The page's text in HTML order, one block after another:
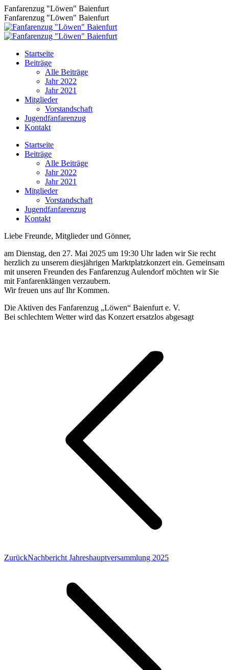
Zum
Inhalt
springen
Fanfarenzug "Löwen" Baienfurt
Fanfarenzug "Löwen" Baienfurt
Startseite
Beiträge
Alle Beiträge
Jahr 2022
Jahr 2021
Mitglieder
Vorstandschaft
Jugendfanfarenzug
Kontakt
Facebook
page
window
Startseite
Beiträge
Alle Beiträge
Jahr 2022
Jahr 2021
Mitglieder
Vorstandschaft
Jugendfanfarenzug
Kontakt
Liebe Freunde, Mitglieder und Gönner,
am Dienstag, den 27. Mai 2025 um 19:30 Uhr laden wir Sie recht
herzlich zu unserem diesjährigen Marktplatzkonzert ein. Gemeinsam
mit unseren Freunden des Fanfarenzug Aulendorf möchten wir Sie
mit Fanfarenklängen verzaubern.
Wir freuen uns auf Ihr Kommen.
Die Aktiven des Fanfarenzug „Löwen“ Baienfurt e. V.
Bei schlechtem Wetter wird das Konzert ersatzlos abgesagt
ZurückVorheriger
Nachbericht Jahreshauptversammlung 2025